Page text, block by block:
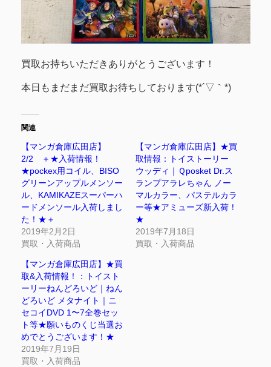
買取お持ちいただきありがとうございます！
本日もまだまだ買取お待ちしております(*´▽｀*)
関連
【マンガ倉庫広田店】
2/2 ＋★入荷情報！
★pockex用コイル、BISO
グリーンアップルメンソー
ル、KAMIKAZEスーパーハ
ードメンソール入荷しまし
た！★＋
2019年2月2日
買取・入荷商品
【マンガ倉庫広田店】★買
取情報：トイストーリー
ウッディ｜Ｑposket Dr.ス
ランプアラレちゃん ノー
マルカラー、パステルカラ
ー等★アミューズ新入荷！
★
2019年7月18日
買取・入荷商品
【マンガ倉庫広田店】★買
取&入荷情報！：トイスト
ーリーねんどろいど｜ねん
どろいど メタナイト｜ニ
セコイDVD 1〜7全巻セッ
ト等★願いものくじ当選お
めでとうございます！★
2019年7月19日
買取・入荷商品